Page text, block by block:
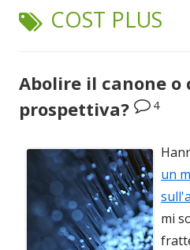
TAG:
COST PLUS
Abolire il canone o
prospettiva?
4
un
mi